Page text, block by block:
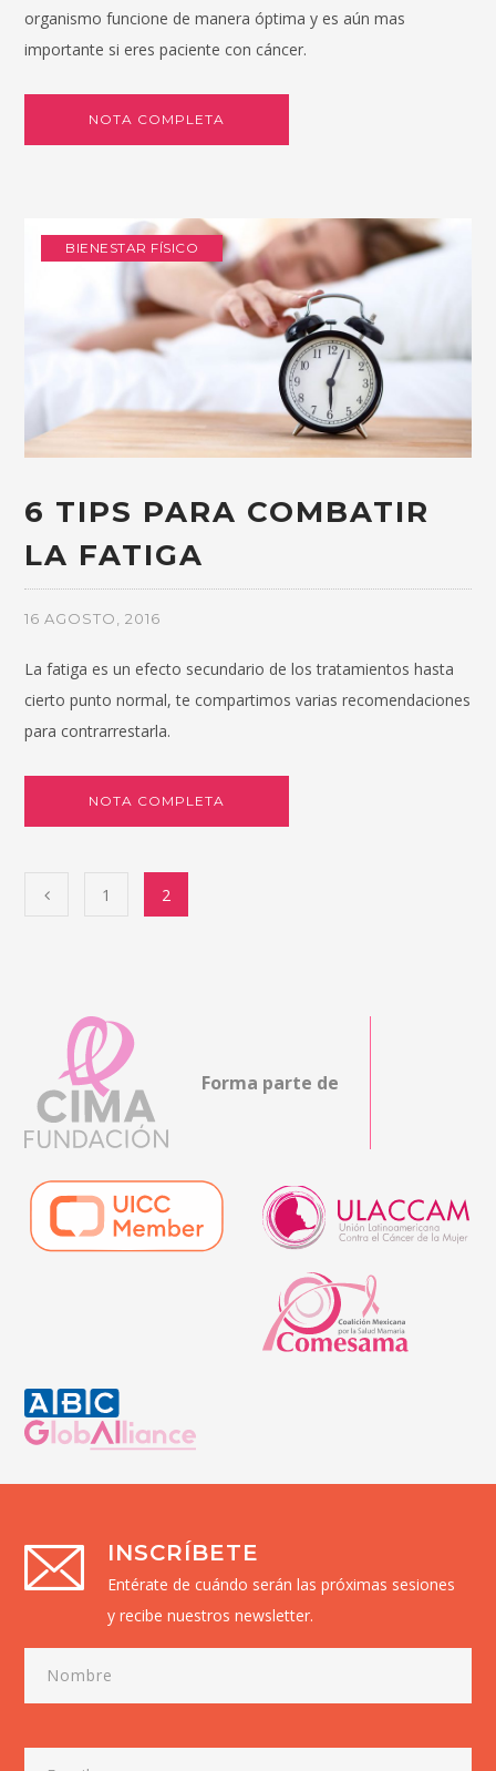
organismo funcione de manera óptima y es aún mas
importante si eres paciente con cáncer.
NOTA COMPLETA
BIENESTAR FÍSICO
6 TIPS PARA COMBATIR
LA FATIGA
16 AGOSTO, 2016
La fatiga es un efecto secundario de los tratamientos hasta
cierto punto normal, te compartimos varias recomendaciones
para contrarrestarla.
NOTA COMPLETA
1 2
Forma parte de
INSCRÍBETE
Entérate de cuándo serán las próximas sesiones
y recibe nuestros newsletter.